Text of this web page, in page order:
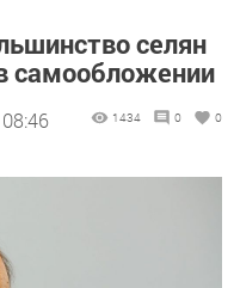
селян
самообложении
1434 0 0